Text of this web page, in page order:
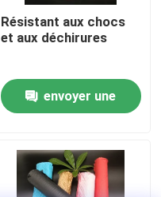
Résistant aux chocs
et aux déchirures
envoyer une